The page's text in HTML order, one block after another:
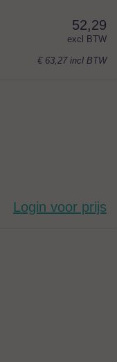
52,29
excl BTW
€ 63,27 incl BTW
Login voor prijs